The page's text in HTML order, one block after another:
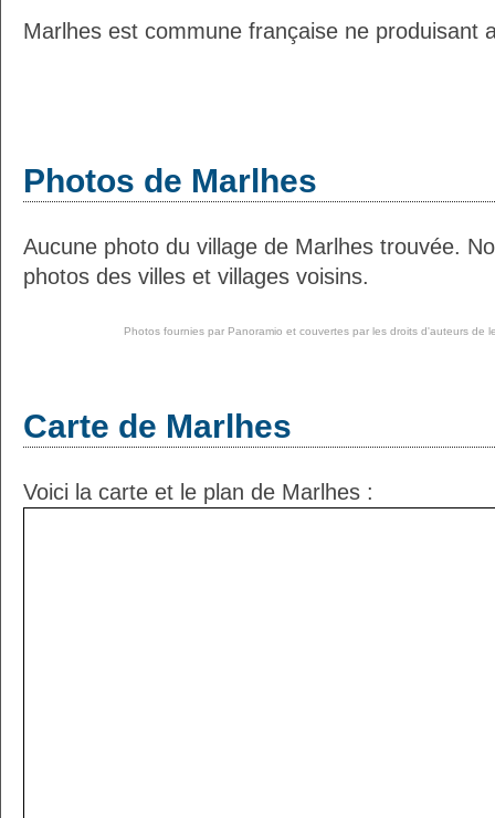
Marlhes est commune française ne produisant
Photos de Marlhes
Aucune photo du village de Marlhes trouvée.
photos des villes et villages voisins.
Photos fournies par Panoramio et couvertes par les droits d'auteurs de
Carte de Marlhes
Voici la carte et le plan de Marlhes :